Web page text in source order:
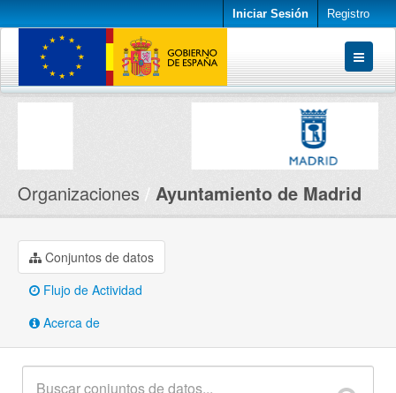
Iniciar Sesión Registro
Conjuntos de datos
Organizaciones Ayuntamiento de Madrid
Conjuntos de datos
Flujo de Actividad
Acerca de